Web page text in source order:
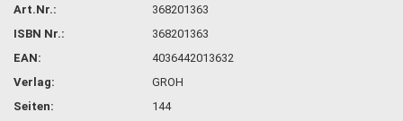
Art.Nr.:
368201363
ISBN Nr.:
368201363
EAN:
4036442013632
Verlag:
GROH
Seiten:
144